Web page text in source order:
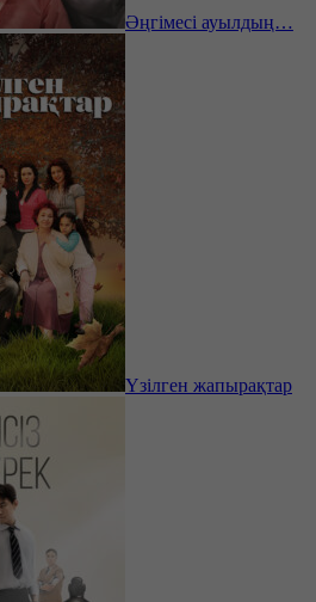
Әңгімесі ауылдың…
Үзілген жапырақтар